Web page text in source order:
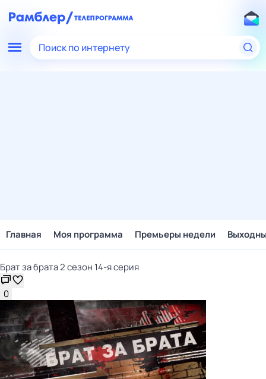
Поиск по интернету
Главная Моя программа Премьеры недели
Брат за брата 2 сезон 14-я серия
0